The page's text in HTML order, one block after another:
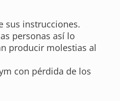
sus instrucciones.
personas así lo
producir molestias al
con pérdida de los